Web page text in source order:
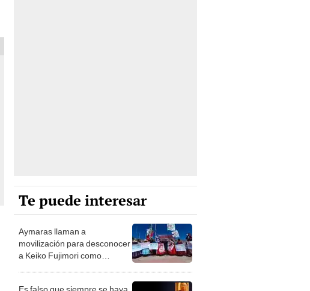
Te puede interesar
Aymaras llaman a
movilización para desconocer
a Keiko Fujimori como
Es falso que siempre se haya